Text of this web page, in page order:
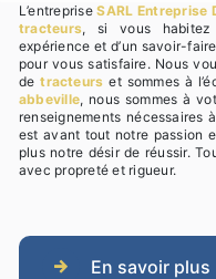
L’entrepriseSARL Entreprise
tracteurs, si vous
expérience et d’un savoir-
pour vous satisfaire. Nous
detracteurs et sommes à
abbeville, nous sommes à
renseignements nécessaires
est avant tout notre passion
plus notre désir de réussir.
avec propreté et rigueur.
En savoir plus